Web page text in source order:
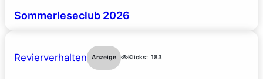
Sommerleseclub 2026
Revierverhalten Anzeige Klicks: 183